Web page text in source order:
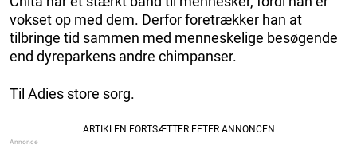
vokset op med dem. Derfor foretrækker han at
tilbringe tid sammen med menneskelige besøgende
end dyreparkens andre chimpanser.
Til Adies store sorg.